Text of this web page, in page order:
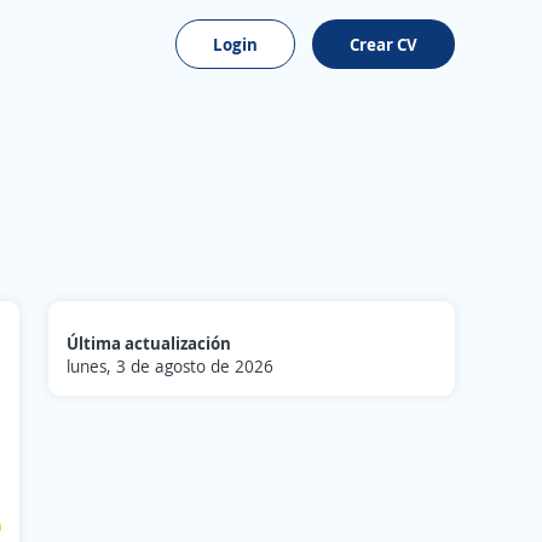
Login Crear CV
Última actualización
lunes, 3 de agosto de 2026